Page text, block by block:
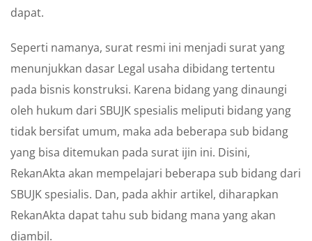
dapat.
Seperti namanya, surat resmi ini menjadi surat yang
menunjukkan dasar Legal usaha dibidang tertentu
pada bisnis konstruksi. Karena bidang yang dinaungi
oleh hukum dari SBUJK spesialis meliputi bidang yang
tidak bersifat umum, maka ada beberapa sub bidang
yang bisa ditemukan pada surat ijin ini. Disini,
RekanAkta akan mempelajari beberapa sub bidang dari
SBUJK spesialis. Dan, pada akhir artikel, diharapkan
RekanAkta dapat tahu sub bidang mana yang akan
diambil.